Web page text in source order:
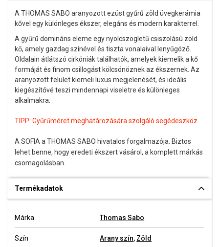
A THOMAS SABO aranyozott ezüst gyűrű zöld üvegkerámia
kővel egy különleges ékszer, elegáns és modern karakterrel.
A gyűrű domináns eleme egy nyolcszögletű csiszolású zöld
kő, amely gazdag színével és tiszta vonalaival lenyűgöző.
Oldalain átlátszó cirkóniák találhatók, amelyek kiemelik a kő
formáját és finom csillogást kölcsönöznek az ékszernek. Az
aranyozott felület kiemeli luxus megjelenését, és ideális
kiegészítővé teszi mindennapi viseletre és különleges
alkalmakra.
TIPP: Gyűrűméret meghatározására szolgáló segédeszköz
A SOFIA a THOMAS SABO hivatalos forgalmazója. Biztos
lehet benne, hogy eredeti ékszert vásárol, a komplett márkás
csomagolásban.
Termékadatok
Márka Thomas Sabo
Szín Arany szín, Zöld